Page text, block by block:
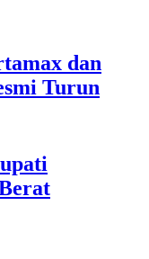
dan
Turun